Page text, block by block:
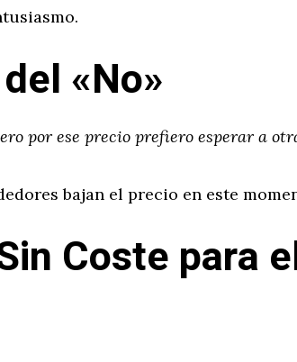
«No»
por ese precio prefiero esperar a
bajan el precio en este
Coste para